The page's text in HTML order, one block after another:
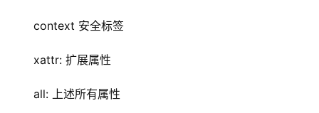
context 安全标签
xattr: 扩展属性
all: 上述所有属性